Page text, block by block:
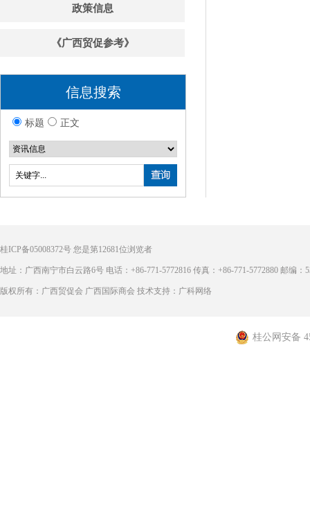
政策信息
《广西贸促参考》
信息搜索
标题 正文
桂ICP备05008372号 您是第12681位浏览者
地址：广西南宁市白云路6号 电话：+86-771-5772816 传真：+86-771-5772880 邮编：
版权所有：广西贸促会 广西国际商会 技术支持：广科网络
桂公网安备